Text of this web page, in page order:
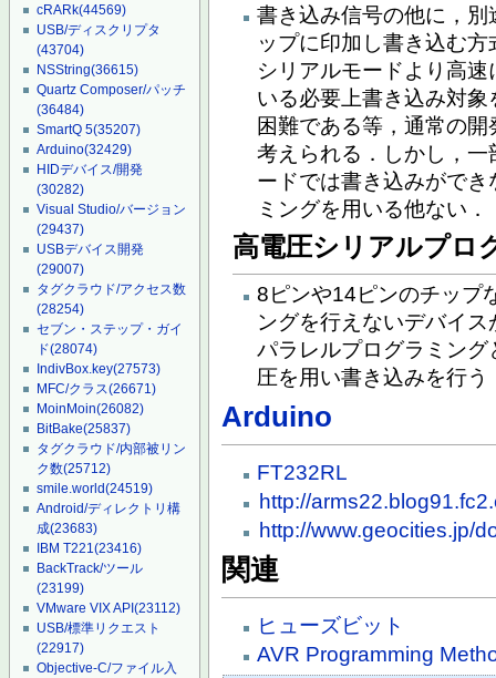
cRARk(44569)
USB/ディスクリプタ
(43704)
NSString(36615)
Quartz Composer/パッチ
(36484)
SmartQ 5(35207)
Arduino(32429)
HIDデバイス/開発
(30282)
Visual Studio/バージョン
(29437)
USBデバイス開発
(29007)
タグクラウド/アクセス数
(28254)
セブン・ステップ・ガイ
ド(28074)
IndivBox.key(27573)
MFC/クラス(26671)
MoinMoin(26082)
BitBake(25837)
タグクラウド/内部被リン
ク数(25712)
smile.world(24519)
Android/ディレクトリ構
成(23683)
IBM T221(23416)
BackTrack/ツール
(23199)
VMware VIX API(23112)
USB/標準リクエスト
(22917)
Objective-C/ファイル入
書き込み信号の他に，
ップに印加し書き込む
シリアルモードより高
いる必要上書き込み対
困難である等，通常の
考えられる．しかし，一
ードでは書き込みがで
ミングを用いる他ない．
高電圧シリアルプロ
8ピンや14ピンのチップ
ングを行えないデバイ
パラレルプログラミン
圧を用い書き込みを行う
Arduino
FT232RL
http://
http://www.geocities.jp/
関連
ヒューズビット
AVR Programming